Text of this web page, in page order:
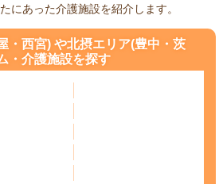
にあった介護施設を紹介します。
・西宮) や北摂エリア(豊中・茨
・介護施設を探す